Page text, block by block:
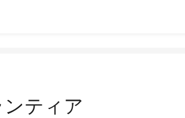
ンティア